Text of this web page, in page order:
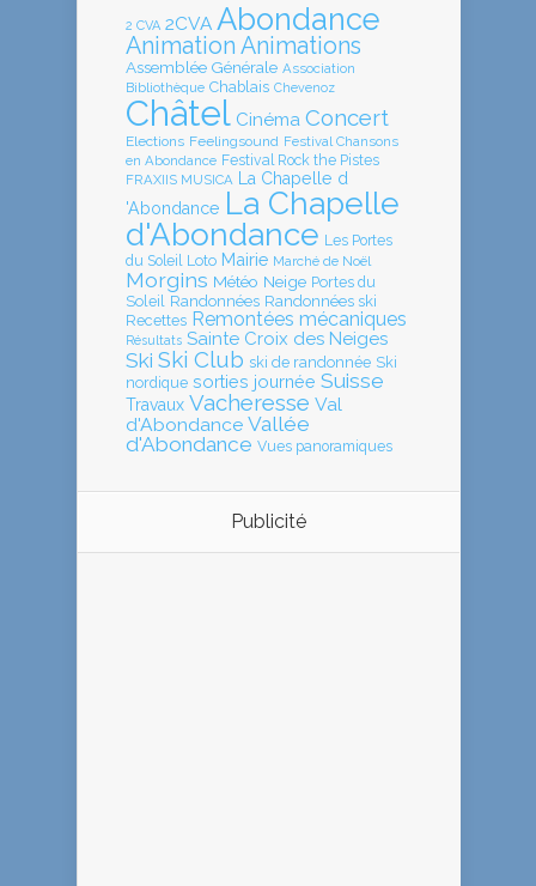
2 CVA 2CVA Abondance
Animation Animations
Assemblée Générale Association
Bibliothèque Chablais Chevenoz
Châtel Cinéma Concert
Elections Feelingsound Festival Chansons
en Abondance Festival Rock the Pistes
FRAXIIS MUSICA
La Chapelle d
'Abondance La Chapelle
d'Abondance Les Portes
du Soleil Loto Mairie Marché de Noël
Morgins Météo Neige Portes du
Soleil Randonnées Randonnées ski
Recettes Remontées mécaniques
Résultats Sainte Croix des Neiges
Ski Ski Club ski de randonnée Ski
nordique sorties journée Suisse
Travaux Vacheresse Val
d'Abondance Vallée
d'Abondance Vues panoramiques
Publicité